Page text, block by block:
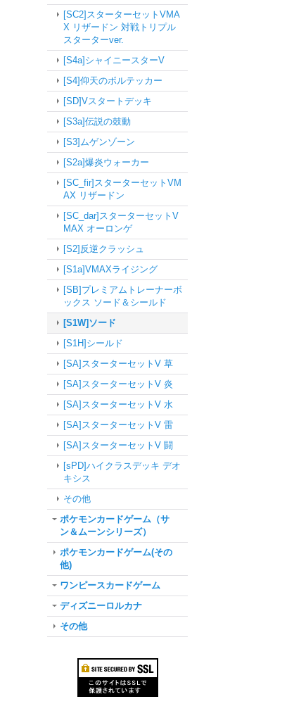
[SC2]スターターセットVMA
X リザードン 対戦トリプル
スターターver.
[S4a]シャイニースターV
[S4]仰天のボルテッカー
[SD]Vスタートデッキ
[S3a]伝説の鼓動
[S3]ムゲンゾーン
[S2a]爆炎ウォーカー
[SC_fir]スターターセットVM
AX リザードン
[SC_dar]スターターセットV
MAX オーロンゲ
[S2]反逆クラッシュ
[S1a]VMAXライジング
[SB]プレミアムトレーナーボ
ックス ソード＆シールド
[S1W]ソード
[S1H]シールド
[SA]スターターセットV 草
[SA]スターターセットV 炎
[SA]スターターセットV 水
[SA]スターターセットV 雷
[SA]スターターセットV 闘
[sPD]ハイクラスデッキ デオ
キシス
その他
ポケモンカードゲーム（サ
ン＆ムーンシリーズ）
ポケモンカードゲーム(その
他)
ワンピースカードゲーム
ディズニーロルカナ
その他